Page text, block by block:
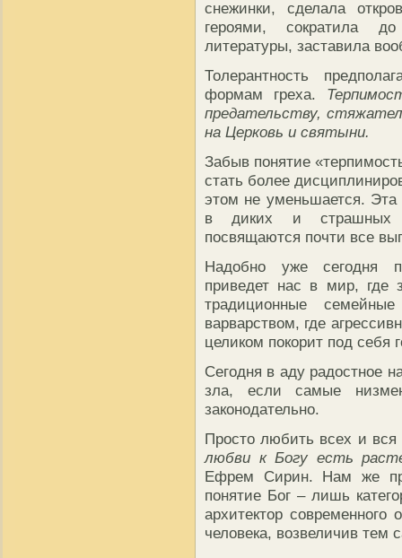
снежинки, сделала
героями, сократила
литературы, заставила
Толерантность
формам греха.
предательству,
на Церковь и святыни.
Забыв понятие
стать более
этом не уменьшается. Эта
в диких и страшных
посвящаются почти все
Надобно уже сегодня
приведет нас в мир, где
традиционные
варварством, где
целиком покорит под себя
Сегодня в аду радостное
зла, если самые
законодательно.
Просто любить всех и вся
любви к Богу есть
Ефрем Сирин. Нам же
понятие Бог – лишь
архитектор
человека, возвеличив тем